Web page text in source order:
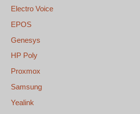
Electro Voice
EPOS
Genesys
HP Poly
Proxmox
Samsung
Yealink